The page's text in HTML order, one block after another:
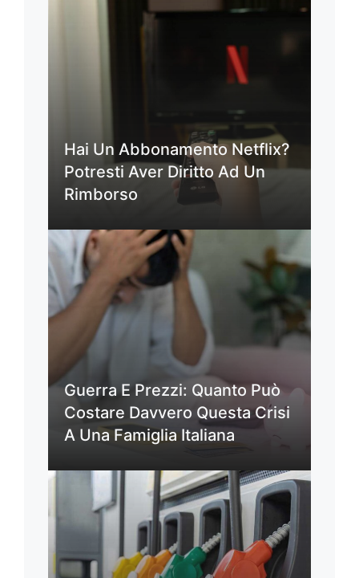
Hai Un Abbonamento Netflix?
Potresti Aver Diritto Ad Un
Rimborso
Guerra E Prezzi: Quanto Può
Costare Davvero Questa Crisi
A Una Famiglia Italiana